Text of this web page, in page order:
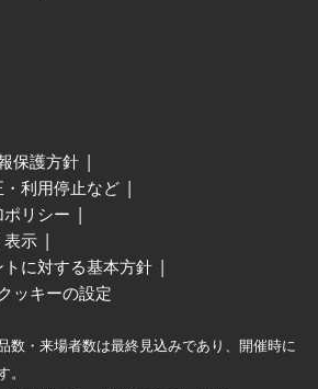
保護方針
利用停止など
リシー
表示
に対する基本方針
クッキーの設定
数・来場者数は最終見込みであり、開催時に